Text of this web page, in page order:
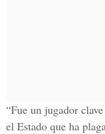
“Fue un jugador
el Estado que ha